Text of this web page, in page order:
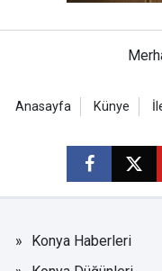
Anasayfa Künye
Konya Haberleri